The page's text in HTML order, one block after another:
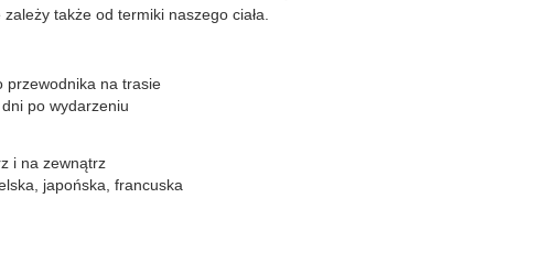
także od termiki naszego ciała.
przewodnika na trasie
po wydarzeniu
i na zewnątrz
japońska, francuska